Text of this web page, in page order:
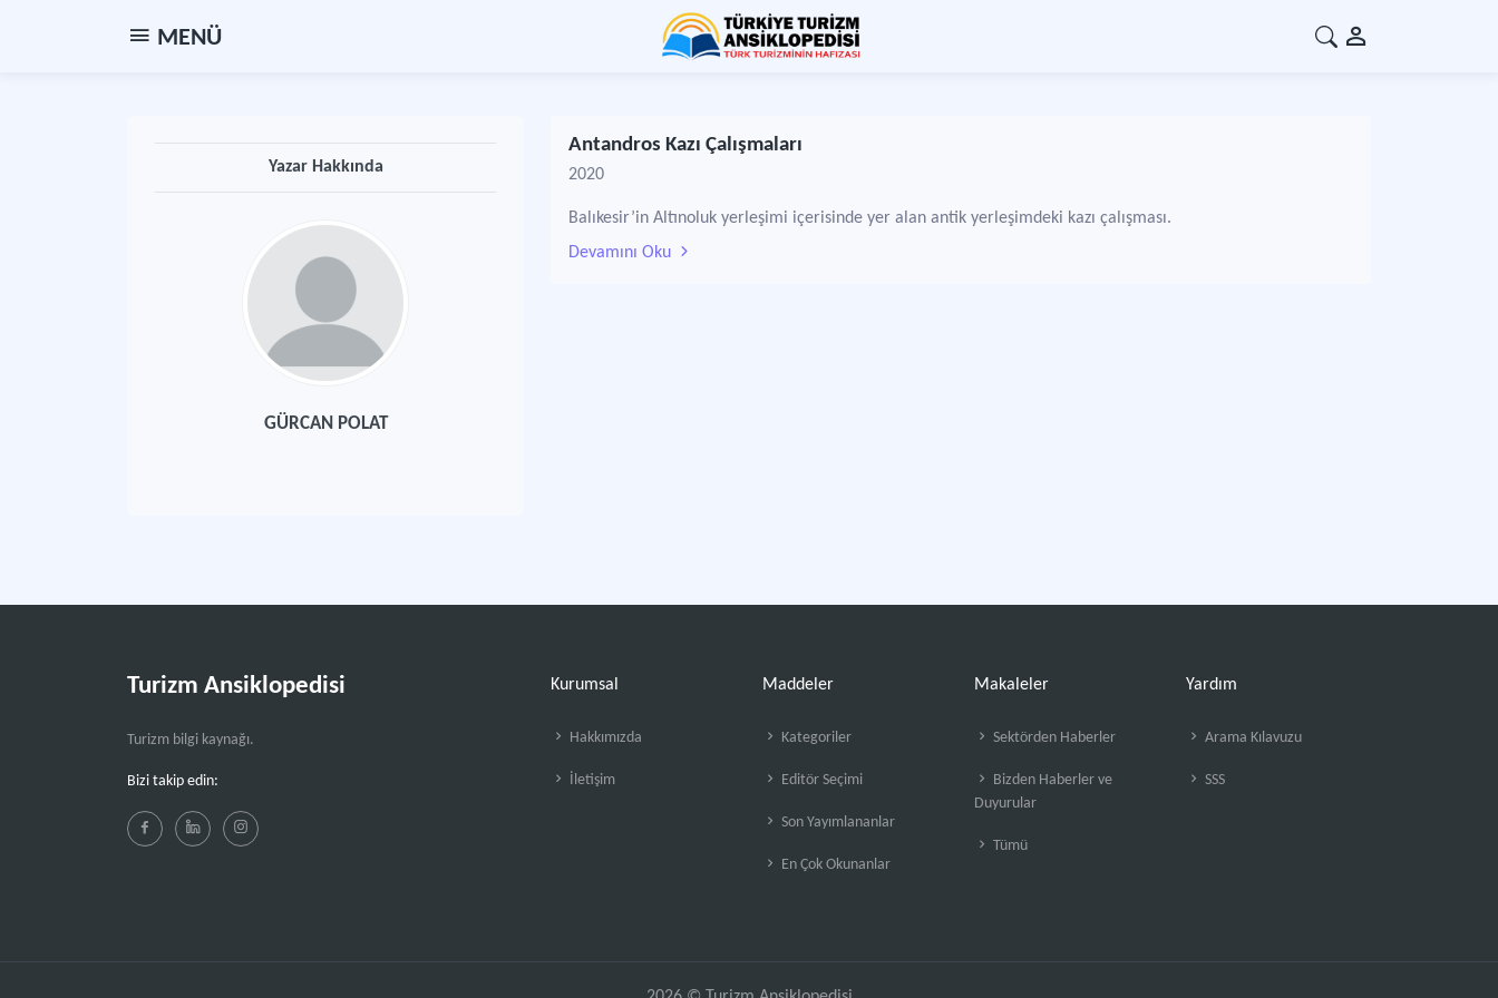
MENÜ
Yazar Hakkında
GÜRCAN POLAT
Antandros Kazı Çalışmaları
2020
Balıkesir’in Altınoluk yerleşimi içerisinde yer alan antik yerleşimdeki kazı çalışması.
Devamını Oku
Turizm Ansiklopedisi
Turizm bilgi kaynağı.
Bizi takip edin:
Kurumsal
Hakkımızda
İletişim
Maddeler
Kategoriler
Editör Seçimi
Son Yayımlananlar
En Çok Okunanlar
Makaleler
Sektörden Haberler
Bizden Haberler ve
Duyurular
Tümü
Yardım
Arama Kılavuzu
SSS